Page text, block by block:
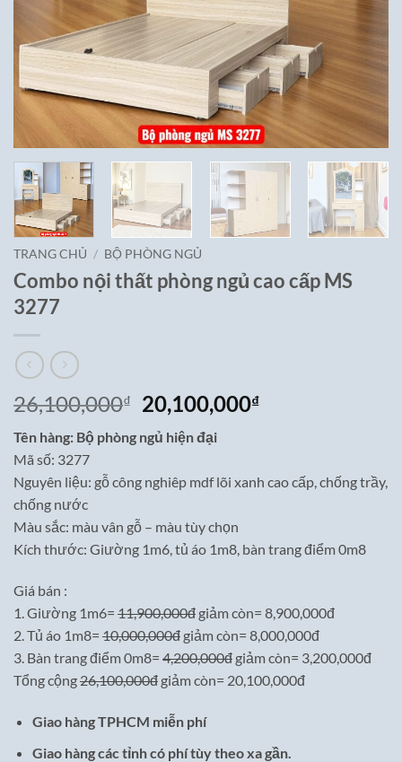
TRANG CHỦ / BỘ PHÒNG NGỦ
Combo nội thất phòng ngủ cao cấp MS
3277
26,100,000₫
Giá
gốc
là:
20,100,000₫Giá
20,100,000₫.
Tên hàng: Bộ phòng ngủ hiện đại
Mã số: 3277
Nguyên liệu: gỗ công nghiêp mdf lõi xanh cao cấp, chống trầy,
chống nước
Màu sắc: màu vân gỗ – màu tùy chọn
Kích thước: Giường 1m6, tủ áo 1m8, bàn trang điểm 0m8
Giá bán :
1. Giường 1m6= 11,900,000đ giảm còn= 8,900,000đ
2. Tủ áo 1m8= 10,000,000đ giảm còn= 8,000,000đ
3. Bàn trang điểm 0m8= 4,200,000đ giảm còn= 3,200,000đ
Tổng cộng26,100,000đ giảm còn= 20,100,000đ
Giao hàng TPHCM miễn phí
Giao hàng các tỉnh có phí tùy theo xa gần.